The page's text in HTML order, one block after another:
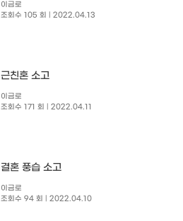
이금로
조회수 105 회
| 2022.04.13
근친혼 소고
이금로
조회수 171 회
| 2022.04.11
결혼 풍습 소고
이금로
조회수 94 회
| 2022.04.10